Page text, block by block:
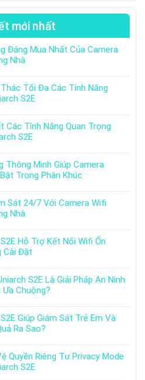
mới nhất
Đáng Mua Nhất Của Camera
Nhà
Tối Đa Các Tính Năng
S2E
Các Tính Năng Quan Trọng
S2E
Thông Minh Giúp Camera
Trong Phân Khúc
Sát 24/7 Với Camera Wifi
Nhà
Hỗ Trợ Kết Nối Wifi Ổn
Cài Đặt
S2E Là Giải Pháp An Ninh
Chuộng?
Giúp Giám Sát Trẻ Em Và
Ra Sao?
Quyền Riêng Tư Privacy Mode
S2E